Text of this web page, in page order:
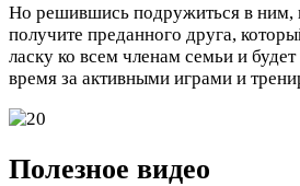
Но решившись подружиться в ним,
получите преданного друга,
ласку ко всем членам семьи и
время за активными играми и
Полезное видео